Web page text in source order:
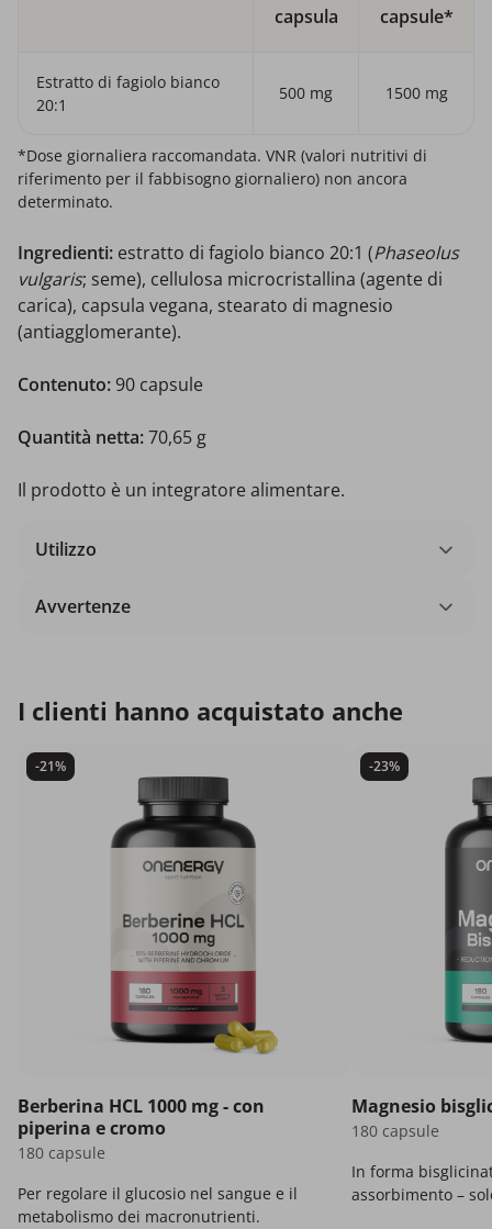
capsula
capsule*
Estratto di fagiolo bianco
20:1
500 mg 1500 mg
*Dose giornaliera raccomandata. VNR (valori nutritivi di
riferimento per il fabbisogno giornaliero) non ancora
determinato.
Ingredienti: estratto di fagiolo bianco 20:1 (Phaseolus
vulgaris; seme), cellulosa microcristallina (agente di
carica), capsula vegana, stearato di magnesio
(antiagglomerante).
Contenuto:90 capsule
Quantità netta:70,65 g
Il prodotto è un integratore alimentare.
Utilizzo
Avvertenze
I clienti hanno acquistato anche
-21%
Berberina HCL 1000 mg - con
piperina e cromo
180 capsule
Per regolare il glucosio nel sangue e il
metabolismo dei macronutrienti.
-23%
Magnesio
180 capsule
In forma
assorbimento –